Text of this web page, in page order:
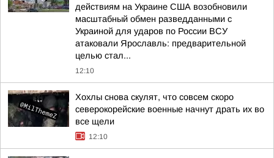
действиям на Украине США возобновили
масштабный обмен разведданными с
Украиной для ударов по России ВСУ
атаковали Ярославль: предварительной
целью стал...
12:10
Хохлы снова скулят, что совсем скоро
северокорейские военные начнут драть их во
все щели
12:10